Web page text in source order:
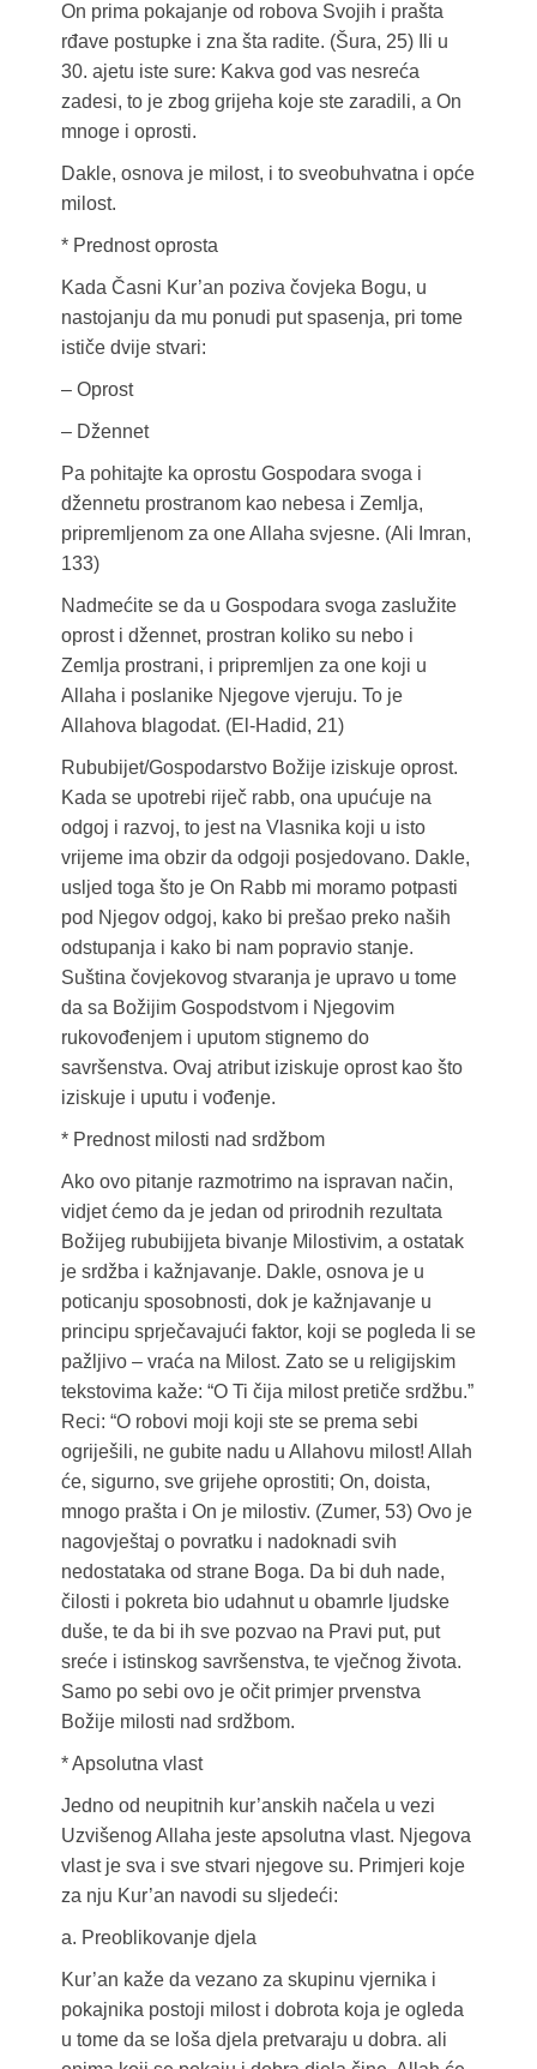
On prima pokajanje od robova Svojih i prašta
rđave postupke i zna šta radite. (Šura, 25) Ili u
30. ajetu iste sure: Kakva god vas nesreća
zadesi, to je zbog grijeha koje ste zaradili, a On
mnoge i oprosti.
Dakle, osnova je milost, i to sveobuhvatna i opće
milost.
* Prednost oprosta
Kada Časni Kur’an poziva čovjeka Bogu, u
nastojanju da mu ponudi put spasenja, pri tome
ističe dvije stvari:
– Oprost
– Džennet
Pa pohitajte ka oprostu Gospodara svoga i
džennetu prostranom kao nebesa i Zemlja,
pripremljenom za one Allaha svjesne. (Ali Imran,
133)
Nadmećite se da u Gospodara svoga zaslužite
oprost i džennet, prostran koliko su nebo i
Zemlja prostrani, i pripremljen za one koji u
Allaha i poslanike Njegove vjeruju. To je
Allahova blagodat. (El-Hadid, 21)
Rububijet/Gospodarstvo Božije iziskuje oprost.
Kada se upotrebi riječ rabb, ona upućuje na
odgoj i razvoj, to jest na Vlasnika koji u isto
vrijeme ima obzir da odgoji posjedovano. Dakle,
usljed toga što je On Rabb mi moramo potpasti
pod Njegov odgoj, kako bi prešao preko naših
odstupanja i kako bi nam popravio stanje.
Suština čovjekovog stvaranja je upravo u tome
da sa Božijim Gospodstvom i Njegovim
rukovođenjem i uputom stignemo do
savršenstva. Ovaj atribut iziskuje oprost kao što
iziskuje i uputu i vođenje.
* Prednost milosti nad srdžbom
Ako ovo pitanje razmotrimo na ispravan način,
vidjet ćemo da je jedan od prirodnih rezultata
Božijeg rububijjeta bivanje Milostivim, a ostatak
je srdžba i kažnjavanje. Dakle, osnova je u
poticanju sposobnosti, dok je kažnjavanje u
principu sprječavajući faktor, koji se pogleda li se
pažljivo – vraća na Milost. Zato se u religijskim
tekstovima kaže: “O Ti čija milost pretiče srdžbu.”
Reci: “O robovi moji koji ste se prema sebi
ogriješili, ne gubite nadu u Allahovu milost! Allah
će, sigurno, sve grijehe oprostiti; On, doista,
mnogo prašta i On je milostiv. (Zumer, 53) Ovo je
nagovještaj o povratku i nadoknadi svih
nedostataka od strane Boga. Da bi duh nade,
čilosti i pokreta bio udahnut u obamrle ljudske
duše, te da bi ih sve pozvao na Pravi put, put
sreće i istinskog savršenstva, te vječnog života.
Samo po sebi ovo je očit primjer prvenstva
Božije milosti nad srdžbom.
* Apsolutna vlast
Jedno od neupitnih kur’anskih načela u vezi
Uzvišenog Allaha jeste apsolutna vlast. Njegova
vlast je sva i sve stvari njegove su. Primjeri koje
za nju Kur’an navodi su sljedeći:
a. Preoblikovanje djela
Kur’an kaže da vezano za skupinu vjernika i
pokajnika postoji milost i dobrota koja je ogleda
u tome da se loša djela pretvaraju u dobra. ali